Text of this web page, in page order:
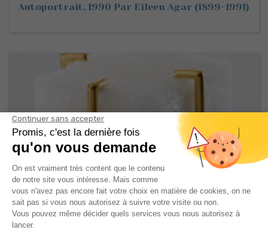
Autoportrait, 1990 Par Eileen Agar (1899-1991)